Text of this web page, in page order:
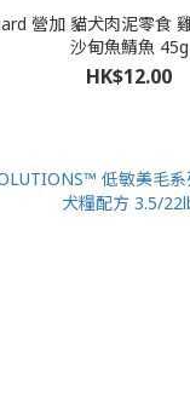
營加 貓犬肉泥零食
沙甸魚鯖魚 45g
HK$12.00